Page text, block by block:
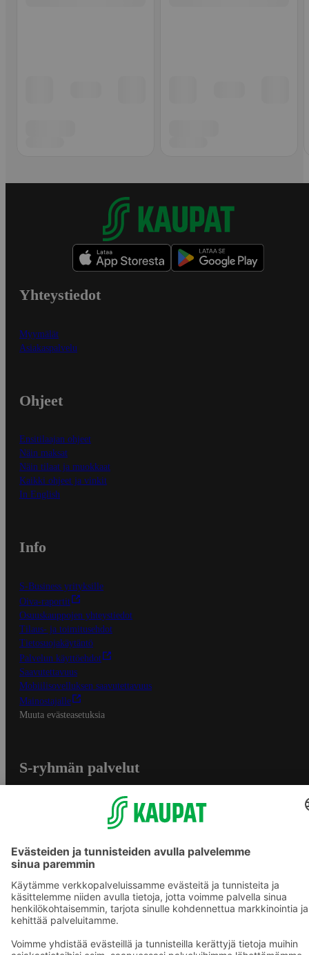
Yhteystiedot
Myymälät
Asiakaspalvelu
Ohjeet
Ensitilaajan ohjeet
Näin maksat
Näin tilaat ja muokkaat
Kaikki ohjeet ja vinkit
In English
Info
S-Business yrityksille
Oiva-raportit
Osuuskauppojen yhteystiedot
Tilaus- ja toimitusehdot
Tietosuojakäytäntö
Palvelun käyttöehdot
Saavutettavuus
Mobiilisovelluksen saavutettavuus
Mainostajalle
Muuta evästeasetuksia
S-ryhmän palvelut
S-ostoslista -sovellus
Prisma.fi
Sokos.fi
S-Pankki
Yhteishyvä
Sokos Hotels
Raflaamo